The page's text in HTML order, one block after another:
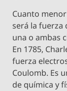
Cuanto
será la fuerza
una o ambas
En 1785,
fuerza
Coulomb. Es
de química y